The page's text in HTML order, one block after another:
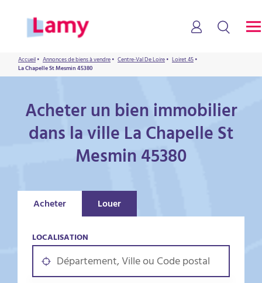
Accueil• Annonces de biens à vendre• Centre-Val De Loire• Loiret 45•
La Chapelle St Mesmin 45380
Acheter un bien immobilier
dans la ville La Chapelle St
Mesmin 45380
Acheter Louer
LOCALISATION